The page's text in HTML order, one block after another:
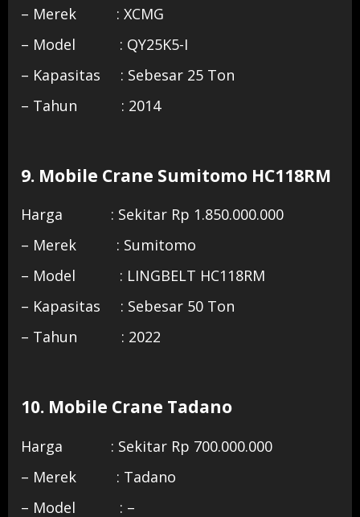
– Merek : XCMG
– Model : QY25K5-I
– Kapasitas : Sebesar 25 Ton
– Tahun : 2014
9. Mobile Crane Sumitomo HC118RM
Harga : Sekitar Rp 1.850.000.000
– Merek : Sumitomo
– Model : LINGBELT HC118RM
– Kapasitas : Sebesar 50 Ton
– Tahun : 2022
10. Mobile Crane Tadano
Harga : Sekitar Rp 700.000.000
– Merek : Tadano
– Model : –